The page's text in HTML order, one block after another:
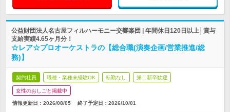
公益財団法人名古屋フィルハーモニー交響楽団 | 年間休日120日以上│賞与
支給実績4.65ヶ月分！
☆レア☆プロオーケストラの【総合職(演奏企画/営業推進/総
務)】
契約社員 職種・業種未経験OK 転勤なし 第二新卒歓迎
女性のおしごと掲載中
情報更新日：2026/08/05 終了予定日： 2026/10/01